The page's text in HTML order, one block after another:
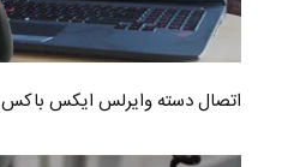
اتصال دسته وایرلس ایکس باکس 360 به لپ تاپ